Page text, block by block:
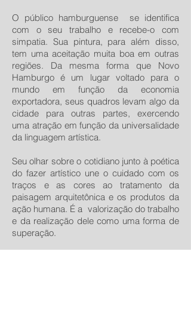
O público hamburguense se identifica
com o seu trabalho e recebe-o com
simpatia. Sua pintura, para além disso,
tem uma aceitação muita boa em outras
regiões. Da mesma forma que Novo
Hamburgo é um lugar voltado para o
mundo em função da economia
exportadora, seus quadros levam algo da
cidade para outras partes, exercendo
uma atração em função da universalidade
da linguagem artística.
Seu olhar sobre o cotidiano junto à poética
do fazer artístico une o cuidado com os
traços e as cores ao tratamento da
paisagem arquitetônica e os produtos da
ação humana. É a valorização do trabalho
e da realização dele como uma forma de
superação.